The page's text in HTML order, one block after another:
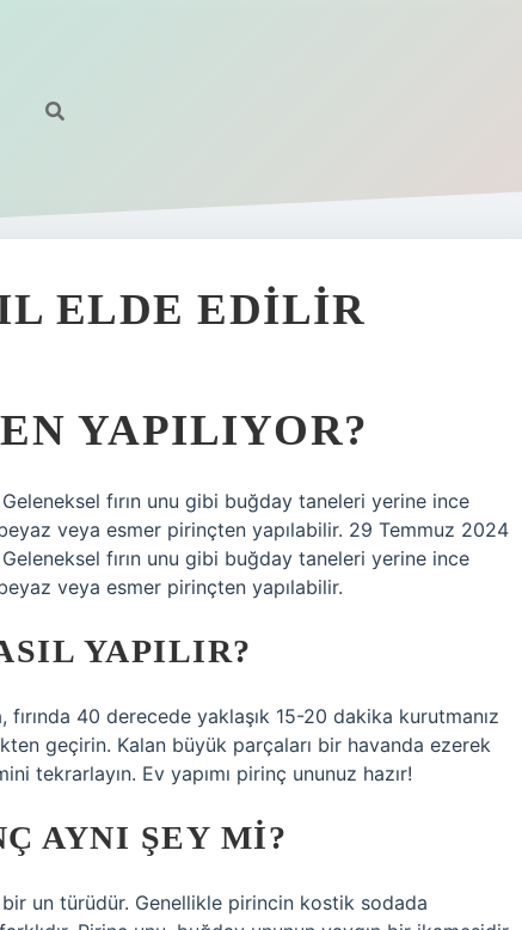
ELDE EDILIR
YAPILIYOR?
fırın unu gibi buğday taneleri yerine ince
veya esmer pirinçten yapılabilir. 29 Temmuz 2024
fırın unu gibi buğday taneleri yerine ince
veya esmer pirinçten yapılabilir.
YAPILIR?
40 derecede yaklaşık 15-20 dakika kurutmanız
geçirin. Kalan büyük parçaları bir havanda ezerek
tekrarlayın. Ev yapımı pirinç ununuz hazır!
AYNI ŞEY MI?
un türüdür. Genellikle pirincin kostik sodada